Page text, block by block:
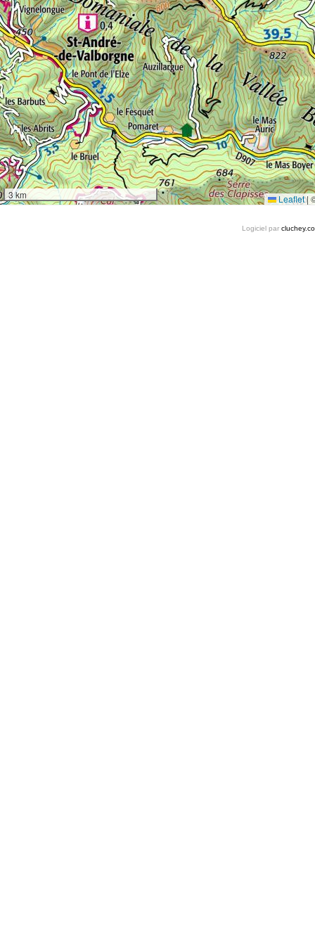
3 km Leaflet|
Logiciel par